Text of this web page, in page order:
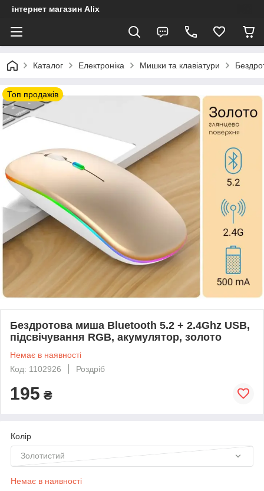
інтернет магазин Alix
Каталог Електроніка Мишки та клавіатури
Топ продажів
Бездротова миша Bluetooth 5.2 + 2.4Ghz USB,
підсвічування RGB, акумулятор, золото
Немає в наявності
Код: 1102926
Роздріб
195 ₴
Колір
Золотистий
Немає в наявності